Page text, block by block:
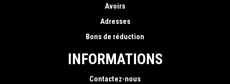
Avoirs
Adresses
Bons de réduction
INFORMATIONS
Contactez-nous